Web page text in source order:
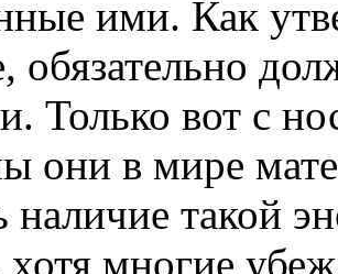
ими. Как
обязательно
Только вот с
они в мире
наличие такой
хотя многие